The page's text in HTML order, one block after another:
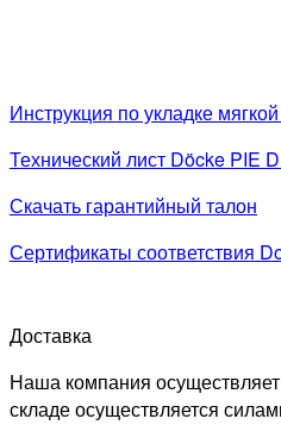
Инструкция по укладке
Технический лист Döcke PIE
Скачать гарантийный талон
Сертификаты соответствия
Доставка
Наша компания
складе осуществляется